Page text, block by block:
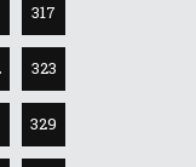
317
323
329